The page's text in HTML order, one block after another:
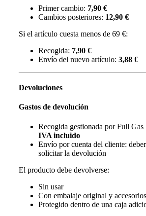
Primer cambio: 7,90 €
Cambios posteriores: 12,90 €
Si el artículo cuesta menos de 69 €:
Recogida: 7,90 €
Envío del nuevo artículo: 3,88 €
Devoluciones
Gastos de devolución
Recogida gestionada por Full
IVA incluido
Envío por cuenta del cliente:
solicitar la devolución
El producto debe devolverse:
Sin usar
Con embalaje original y accesorios
Protegido dentro de una caja